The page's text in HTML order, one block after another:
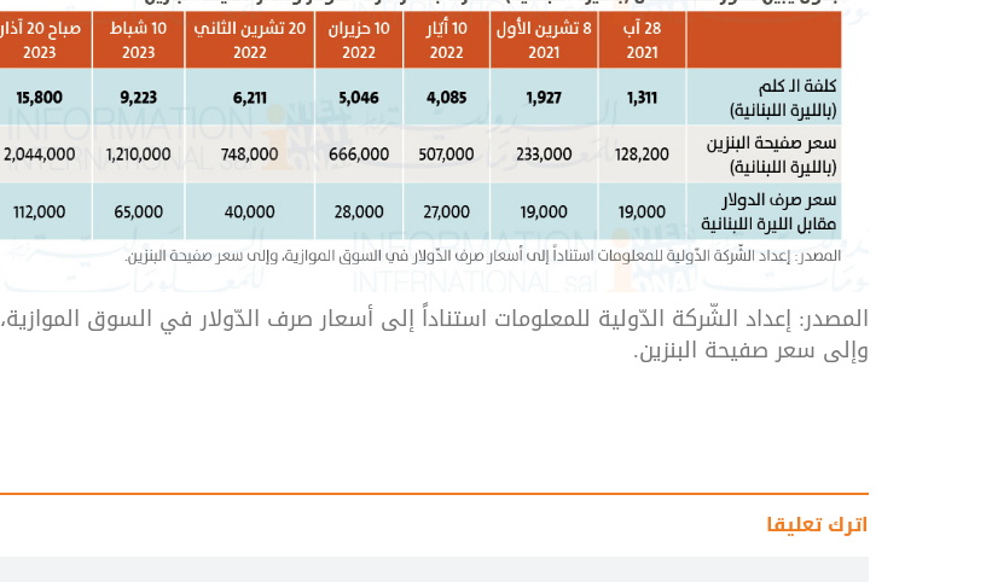
المصدر: إعداد الشّركة الدّولية للمعلومات استناداً إلى أسعار صرف الدّولار في السوق الموازية،
وإلى سعر صفيحة البنزين.
اترك تعليقا